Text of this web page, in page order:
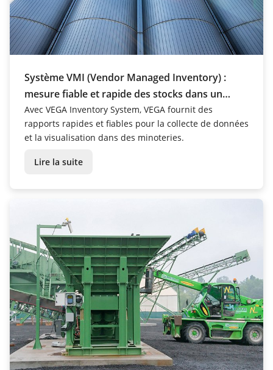
Système VMI (Vendor Managed Inventory) :
mesure fiable et rapide des stocks dans un
moulin
Avec VEGA Inventory System, VEGA fournit des
rapports rapides et fiables pour la collecte de données
et la visualisation dans des minoteries.
Lire la suite